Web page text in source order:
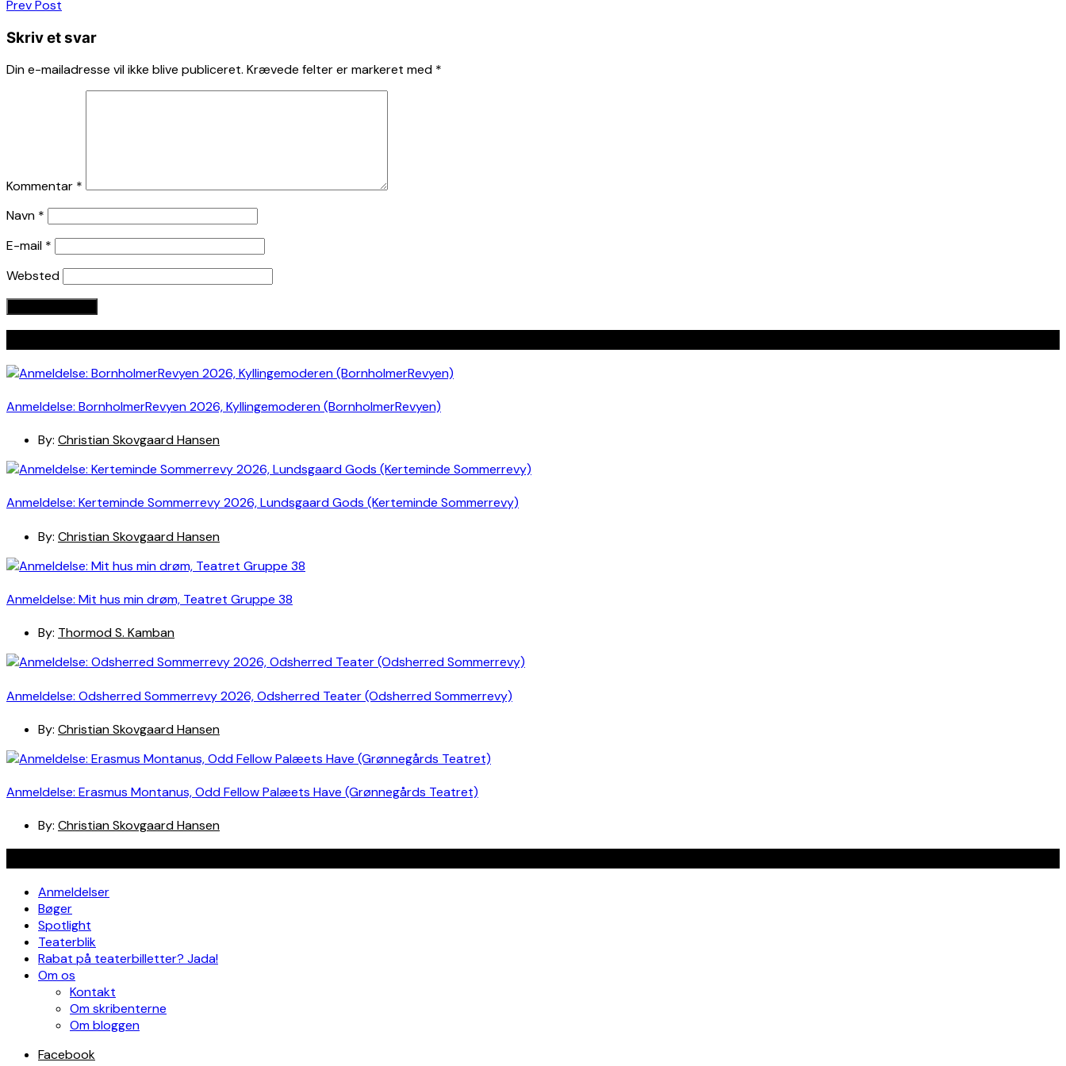
Indlægsnavigation
Prev Post
Skriv et svar
Din e-mailadresse vil ikke blive publiceret. Krævede felter er markeret med *
Kommentar *
Navn *
E-mail *
Websted
Anmeldelse: BornholmerRevyen 2026, Kyllingemoderen (BornholmerRevyen)
By: Christian Skovgaard Hansen
Anmeldelse: Kerteminde Sommerrevy 2026, Lundsgaard Gods (Kerteminde Sommerrevy)
By: Christian Skovgaard Hansen
Anmeldelse: Mit hus min drøm, Teatret Gruppe 38
By: Thormod S. Kamban
Anmeldelse: Odsherred Sommerrevy 2026, Odsherred Teater (Odsherred Sommerrevy)
By: Christian Skovgaard Hansen
Anmeldelse: Erasmus Montanus, Odd Fellow Palæets Have (Grønnegårds Teatret)
By: Christian Skovgaard Hansen
Anmeldelser
Bøger
Spotlight
Teaterblik
Rabat på teaterbilletter? Jada!
Om os
Kontakt
Om skribenterne
Om bloggen
Facebook